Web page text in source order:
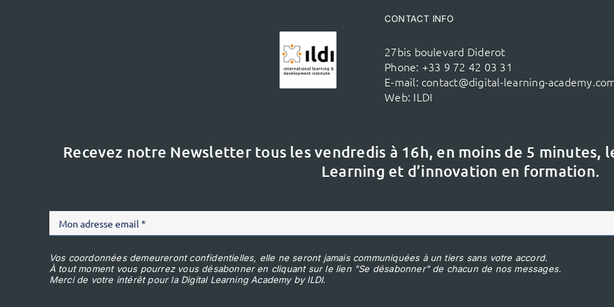
CONTACT INFO
27bis boulevard Diderot
Phone: +33 9 72 42 03 31
E-mail: contact@digital-learning-
Web: ILDI
Recevez notre Newsletter tous les vendredis à 16h, en moins de 5 minutes,
Learning et d’innovation en formation.
Vos coordonnées demeureront confidentielles, elle ne seront jamais communiquées à un tiers sans votre accord.
À tout moment vous pourrez vous désabonner en cliquant sur le lien "Se désabonner" de chacun de nos messages.
Merci de votre intérêt pour la Digital Learning Academy by ILDI.